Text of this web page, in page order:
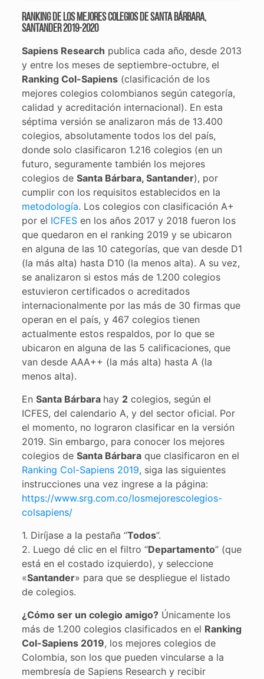
Ranking de los mejores colegios de Santa Bárbara,
Santander 2019-2020
Sapiens Research publica cada año, desde 2013
y entre los meses de septiembre-octubre, el
Ranking Col-Sapiens(clasificación de los
mejores colegios colombianos según categoría,
calidad y acreditación internacional). En esta
séptima versión se analizaron más de 13.400
colegios, absolutamente todos los del país,
donde solo clasificaron 1.216 colegios (en un
futuro, seguramente también los mejores
colegios de Santa Bárbara, Santander), por
cumplir con los requisitos establecidos en la
metodología. Los colegios con clasificación A+
por el ICFESen los años 2017 y 2018 fueron los
que quedaron en el ranking 2019 y se ubicaron
en alguna de las 10 categorías, que van desde D1
(la más alta) hasta D10 (la menos alta). A su vez,
se analizaron si estos más de 1.200 colegios
estuvieron certificados o acreditados
internacionalmente por las más de 30 firmas que
operan en el país, y 467 colegios tienen
actualmente estos respaldos, por lo que se
ubicaron en alguna de las 5 calificaciones, que
van desde AAA++ (la más alta) hasta A (la
menos alta).
En Santa Bárbara hay 2colegios, según el
ICFES, del calendario A, y del sector oficial. Por
el momento, no lograron clasificar en la versión
2019. Sin embargo, para conocer los mejores
colegios de Santa Bárbaraque clasificaron en el
Ranking Col-Sapiens 2019, siga las siguientes
instrucciones una vez ingrese a la página:
https://www.srg.com.co/losmejorescolegios-
colsapiens/
1. Diríjase a la pestaña “Todos”.
2. Luego dé clic en el filtro “Departamento” (que
está en el costado izquierdo), y seleccione
«Santander» para que se despliegue el listado
de colegios.
¿Cómo ser un colegio amigo?Únicamente los
más de 1.200 colegios clasificados en el Ranking
Col-Sapiens 2019, los mejores colegios de
Colombia, son los que pueden vincularse a la
membresía de Sapiens Research y recibir